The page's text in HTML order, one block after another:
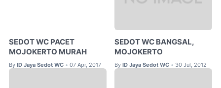
SEDOT WC PACET
MOJOKERTO MURAH
By ID Jaya Sedot WC • 07 Apr, 2017
SEDOT WC BANGSAL,
MOJOKERTO
By ID Jaya Sedot WC • 30 Jul, 2012